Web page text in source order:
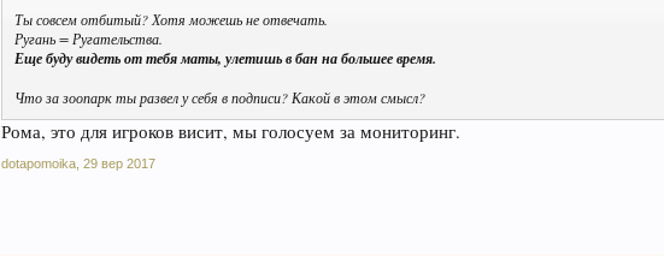
Ты совсем отбитый? Хотя можешь не отвечать.
Ругань = Ругательства.
Еще буду видеть от тебя маты, улетишь в бан на большее время.
Что за зоопарк ты развел у себя в подписи? Какой в этом смысл?
Рома, это для игроков висит, мы голосуем за мониторинг.
dotapomoika, 29 вер 2017